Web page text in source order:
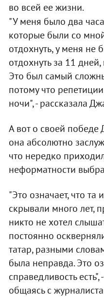
во всей ее жизни.
"У меня было два
которые были со
отдохнуть, у меня не
отдохнуть за 11
Это был самый
потому что
ночи", - рассказала
А вот о своей победе
она абсолютно
что нередко
неформатности
"Это означает, что та
скрывали много лет,
никто не хотел
постоянно
татар, разными
была неправда. Это
справедливость
общаясь с